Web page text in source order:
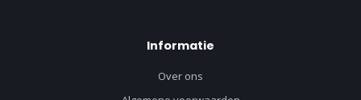
Informatie
Over ons